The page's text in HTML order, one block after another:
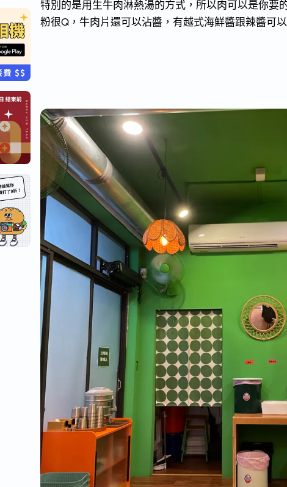
特別的是用生牛肉淋熱湯的方式，所以肉可以是你要
粉很Q，牛肉片還可以沾醬，有越式海鮮醬跟辣醬可